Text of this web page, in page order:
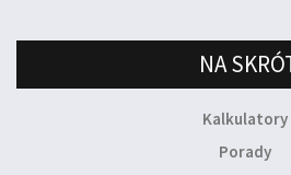
NA
Kalkulatory
Porady